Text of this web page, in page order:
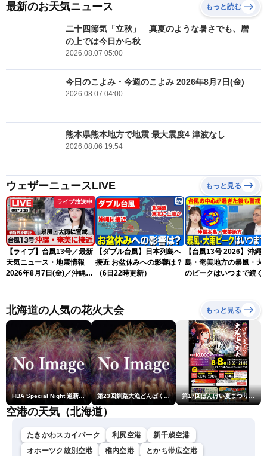
最新のお天気ニュース もっと読む
二十四節気「立秋」 真夏のような暑さでも、暦
の上では今日から秋
2026.08.07 05:00
今日のこよみ・今週のこよみ 2026年8月7日(金)
2026.08.07 04:00
熊本県熊本地方で地震 最大震度4 津波なし
2026.08.06 19:54
ウェザーニュースLiVE もっと見る
ライブ放送中
【ライブ】台風13号／最新
天気ニュース・地震情報
2026年8月7日(金)／沖縄・
スLiVEモーニング・松本真
央／有賀哲夫〉
【ダブル台風】日本列島へ
接近 お盆休みへの影響は？
（6日22時更新）
【台風13号 2026】沖縄
島・奄美地方の暴風・大
のピークはいつまで続く
北海道の人気の花火大会 もっと見る
HBA Special Night 道新・秋華火（はなび） 第23回釧路大漁どんぱく花火大会 ～道新・光と音のファンタジー～ 第17回ばんけい夏まつり大花火大会
空港の天気（北海道）
たきかわスカイパーク 利尻空港
新千歳空港
オホーツク紋別空港
稚内空港
とかち帯広空港